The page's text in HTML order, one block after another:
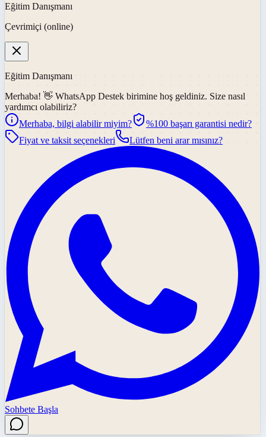
Eğitim Danışmanı
Çevrimiçi (online)
Eğitim Danışmanı
Merhaba! 👋 WhatsApp Destek birimine hoş geldiniz. Size nasıl
yardımcı olabiliriz?
Merhaba, bilgi alabilir miyim?
%100 başarı garantisi nedir?
Fiyat ve taksit seçenekleri
Lütfen beni arar mısınız?
Sohbete Başla